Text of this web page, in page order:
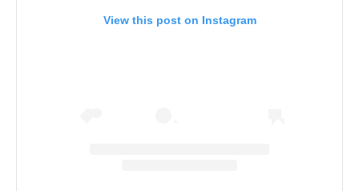
View this post on Instagram